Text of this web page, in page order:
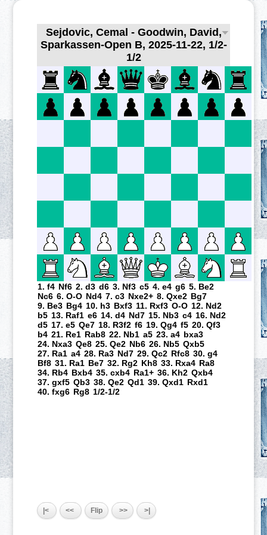
Sejdovic, Cemal - Goodwin, David,
Sparkassen-Open B, 2025-11-22, 1/2-
1/2
1. f4 Nf6 2. d3 d6 3. Nf3 c5 4. e4 g6 5. Be2
Nc6 6. O-O Nd4 7. c3 Nxe2+ 8. Qxe2 Bg7
9. Be3 Bg4 10. h3 Bxf3 11. Rxf3 O-O 12. Nd2
b5 13. Raf1 e6 14. d4 Nd7 15. Nb3 c4 16. Nd2
d5 17. e5 Qe7 18. R3f2 f6 19. Qg4 f5 20. Qf3
b4 21. Re1 Rab8 22. Nb1 a5 23. a4 bxa3
24. Nxa3 Qe8 25. Qe2 Nb6 26. Nb5 Qxb5
27. Ra1 a4 28. Ra3 Nd7 29. Qc2 Rfc8 30. g4
Bf8 31. Ra1 Be7 32. Rg2 Kh8 33. Rxa4 Ra8
34. Rb4 Bxb4 35. cxb4 Ra1+ 36. Kh2 Qxb4
37. gxf5 Qb3 38. Qe2 Qd1 39. Qxd1 Rxd1
40. fxg6 Rg8 1/2-1/2
|< << Flip >> >|